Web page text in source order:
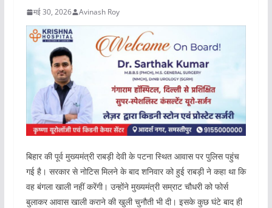
मई 30, 2026 Avinash Roy
बिहार की पूर्व मुख्यमंत्री राबड़ी देवी के पटना स्थित आवास पर पुलिस पहुंच
गई है। सरकार से नोटिस मिलने के बाद शनिवार को हुई राबड़ी ने कहा था कि
वह बंगला खाली नहीं करेंगी। उन्होंने मुख्यमंत्री सम्राट चौधरी को फोर्स
बुलाकर आवास खाली कराने की खुली चुनौती भी दी। इसके कुछ घंटे बाद ही